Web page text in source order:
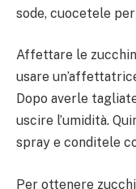
sode, cuocetele
Affettare le
usare
Dopo averle
uscire l’umidità.
spray e conditele
Per ottenere